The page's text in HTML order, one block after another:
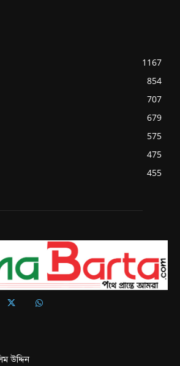
1167
854
707
679
575
475
455
উদ্দিন